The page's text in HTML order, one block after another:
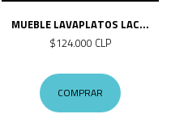
MUEBLE LAVAPLATOS LAC...
$124.000 CLP
COMPRAR